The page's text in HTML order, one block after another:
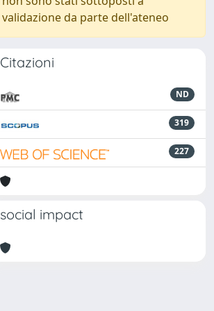
validazione da parte dell'ateneo
Citazioni
ND
319
227
social impact